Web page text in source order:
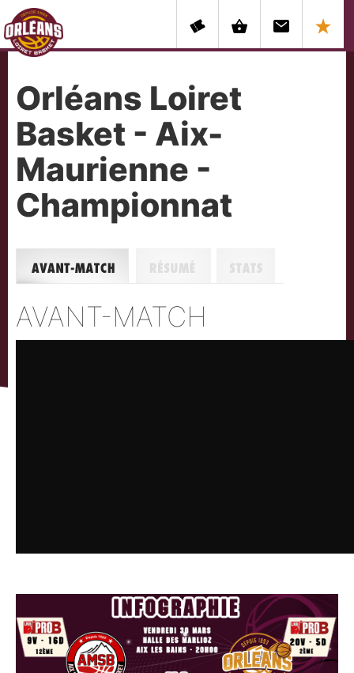
Orléans Loiret
Basket - Aix-
Maurienne -
Championnat
AVANT-MATCH